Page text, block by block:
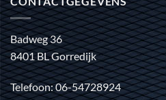
Badweg 36
8401 BL Gorredijk
Telefoon: 06-54728924